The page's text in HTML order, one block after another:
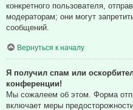
конкретного пользователя,
модераторам; они могут
сообщений.
Вернуться к началу
Я получил спам или
конференции!
Мы сожалеем об этом. Форма
включает меры